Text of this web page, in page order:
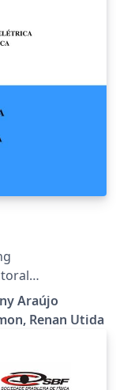
de
Universidade
Araújo
Renan Utida